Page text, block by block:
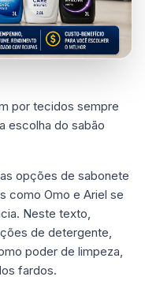
por tecidos sempre
escolha do sabão
opções de sabonete
como Omo e Ariel se
Neste texto,
de detergente,
poder de limpeza,
fardos.